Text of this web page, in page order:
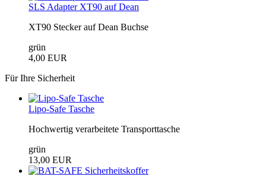
SLS Adapter XT90 auf Dean
XT90 Stecker auf Dean Buchse
grün
4,00 EUR
Für Ihre Sicherheit
Lipo-Safe Tasche
Hochwertig verarbeitete Transporttasche
grün
13,00 EUR